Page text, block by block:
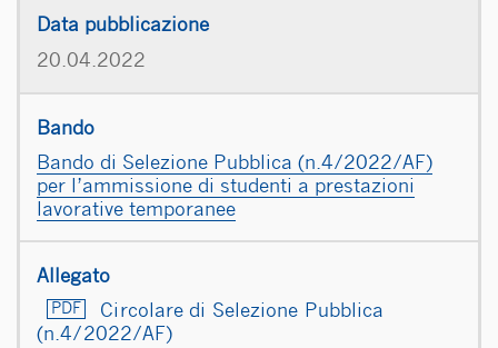
20.04.2022
Bando di Selezione Pubblica (n.4/2022/AF)
per l’ammissione di studenti a prestazioni
lavorative temporanee
Circolare di Selezione Pubblica
(n.4/2022/AF)